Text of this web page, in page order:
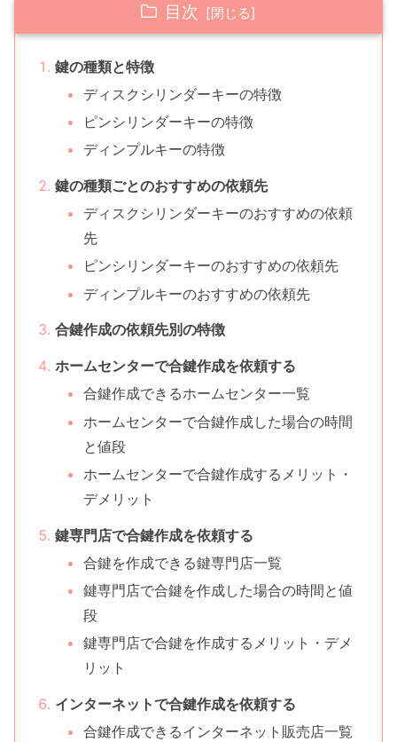
目次
鍵の種類と特徴
ディスクシリンダーキーの特徴
ピンシリンダーキーの特徴
ディンプルキーの特徴
鍵の種類ごとのおすすめの依頼先
ディスクシリンダーキーのおすすめの依頼
先
ピンシリンダーキーのおすすめの依頼先
ディンプルキーのおすすめの依頼先
合鍵作成の依頼先別の特徴
ホームセンターで合鍵作成を依頼する
合鍵作成できるホームセンター一覧
ホームセンターで合鍵作成した場合の時間
と値段
ホームセンターで合鍵作成するメリット・
デメリット
鍵専門店で合鍵作成を依頼する
合鍵を作成できる鍵専門店一覧
鍵専門店で合鍵を作成した場合の時間と値
段
鍵専門店で合鍵を作成するメリット・デメ
リット
インターネットで合鍵作成を依頼する
合鍵作成できるインターネット販売店一覧